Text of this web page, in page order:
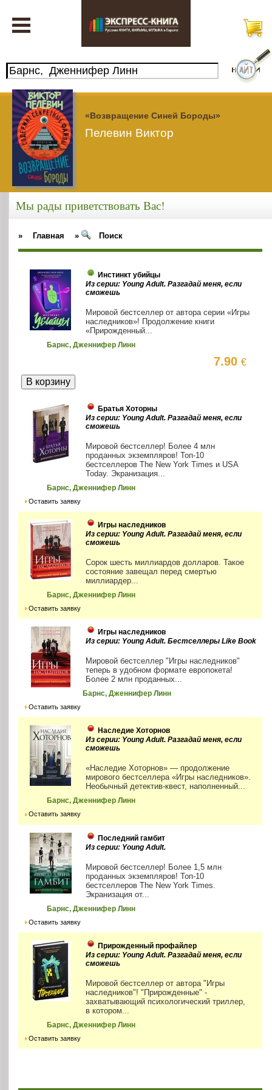
«Возвращение Синей Бороды»
Пелевин Виктор
Мы рады приветствовать Вас!
» Главная » Поиск
Инстинкт убийцы
Из серии: Young Adult. Разгадай меня, если
сможешь
Мировой бестселлер от автора серии «Игры
наследников»! Продолжение книги
«Прирожденный...
Барнс, Дженнифер Линн
7.90€
Братья Хоторны
Из серии: Young Adult. Разгадай меня, если
сможешь
Мировой бестселлер! Более 4 млн
проданных экземпляров! Топ-10
бестселлеров The New York Times и USA
Today. Экранизация...
Барнс, Дженнифер Линн
Оставить заявку
Игры наследников
Из серии: Young Adult. Разгадай меня, если
сможешь
Сорок шесть миллиардов долларов. Такое
состояние завещал перед смертью
миллиардер...
Барнс, Дженнифер Линн
Оставить заявку
Игры наследников
Из серии: Young Adult. Бестселлеры Like Book
Мировой бестселлер "Игры наследников"
теперь в удобном формате европокета!
Более 2 млн проданных...
Барнс, Дженнифер Линн
Оставить заявку
Наследие Хоторнов
Из серии: Young Adult. Разгадай меня, если
сможешь
«Наследие Хоторнов» — продолжение
мирового бестселлера «Игры наследников».
Необычный детектив-квест, наполненный...
Барнс, Дженнифер Линн
Оставить заявку
Последний гамбит
Из серии: Young Adult.
Мировой бестселлер! Более 1,5 млн
проданных экземпляров! Топ-10
бестселлеров The New York Times.
Экранизация от...
Барнс, Дженнифер Линн
Оставить заявку
Прирожденный профайлер
Из серии: Young Adult. Разгадай меня, если
сможешь
Мировой бестселлер от автора "Игры
наследников"! "Прирожденные" -
захватывающий психологический триллер,
в котором...
Барнс, Дженнифер Линн
Оставить заявку